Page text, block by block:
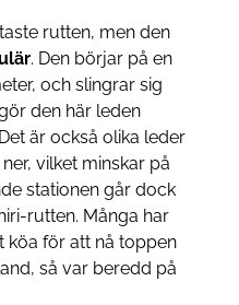
rutten, men den
. Den börjar på en
och slingrar sig
den här leden
är också olika leder
vilket minskar på
stationen går dock
rutten. Många har
köa för att nå toppen
så var beredd på